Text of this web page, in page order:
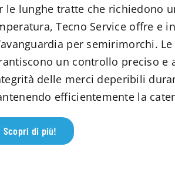
le lunghe tratte che richiedono
Tecno Service offre e
per semirimorchi.
un controllo preciso e
delle merci deperibili
efficientemente la
Scopri di più!